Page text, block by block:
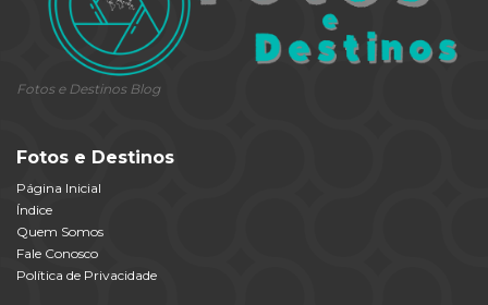
Fotos e Destinos Blog
Fotos e Destinos
Página Inicial
Índice
Quem Somos
Fale Conosco
Política de Privacidade